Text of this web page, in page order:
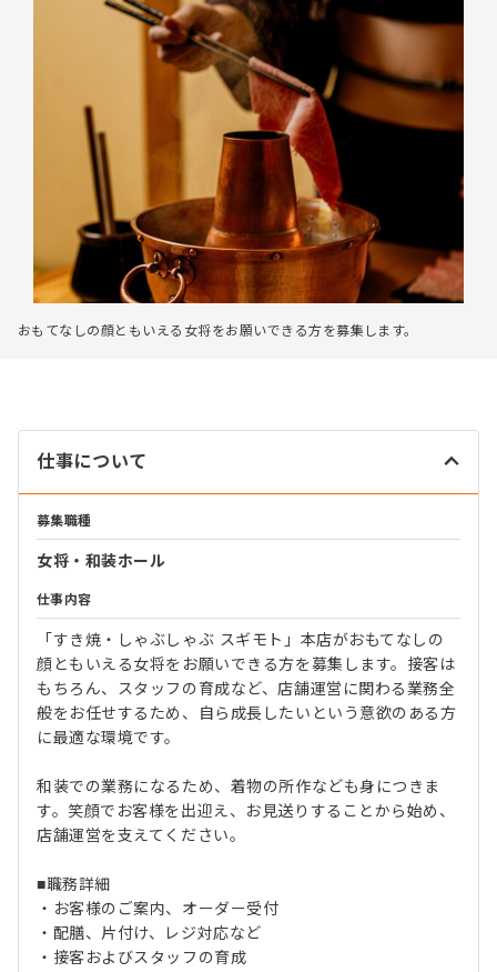
おもてなしの顔ともいえる女将をお願いできる方を募集します。
仕事について
募集職種
女将・和装ホール
仕事内容
「すき焼・しゃぶしゃぶ スギモト」本店がおもてなしの
顔ともいえる女将をお願いできる方を募集します。接客は
もちろん、スタッフの育成など、店舗運営に関わる業務全
般をお任せするため、自ら成長したいという意欲のある方
に最適な環境です。
和装での業務になるため、着物の所作なども身につきま
す。笑顔でお客様を出迎え、お見送りすることから始め、
店舗運営を支えてください。
■職務詳細
・お客様のご案内、オーダー受付
・配膳、片付け、レジ対応など
・接客およびスタッフの育成